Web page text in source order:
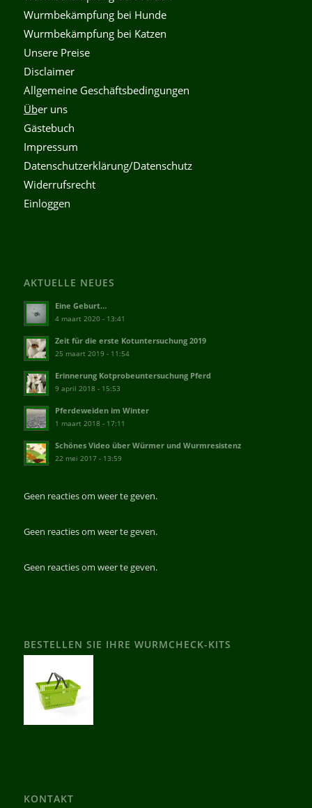
Wurmbekämpfung bei Hunde
Wurmbekämpfung bei Katzen
Unsere Preise
Disclaimer
Allgemeine Geschäftsbedingungen
Über uns
Gästebuch
Impressum
Datenschutzerklärung/Datenschutz
Widerrufsrecht
Einloggen
AKTUELLE NEUES
Eine Geburt…
4 maart 2020 - 13:41
Zeit für die erste Kotuntersuchung 2019
25 maart 2019 - 11:54
Erinnerung Kotprobeuntersuchung Pferd
9 april 2018 - 15:53
Pferdeweiden im Winter
1 maart 2018 - 17:11
Schönes Video über Würmer und Wurmresistenz
22 mei 2017 - 13:59
Geen reacties om weer te geven.
Geen reacties om weer te geven.
Geen reacties om weer te geven.
BESTELLEN SIE IHRE WURMCHECK-KITS
KONTAKT